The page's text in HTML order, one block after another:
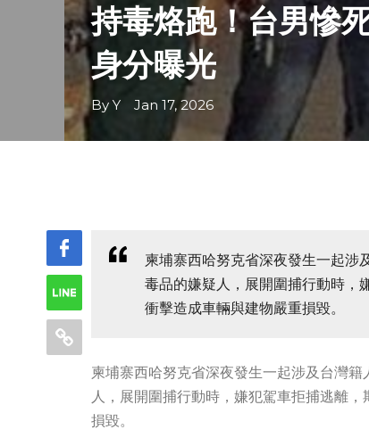
持毒烙跑！台男慘
身分曝光
By Y Jan 17, 2026
柬埔寨西哈努克省深夜發生一起涉
毒品的嫌疑人，展開圍捕行動時，
衝擊造成車輛與建物嚴重損毀。
柬埔寨西哈努克省深夜發生一起涉及台灣
人，展開圍捕行動時，嫌犯駕車拒捕逃離
損毀。